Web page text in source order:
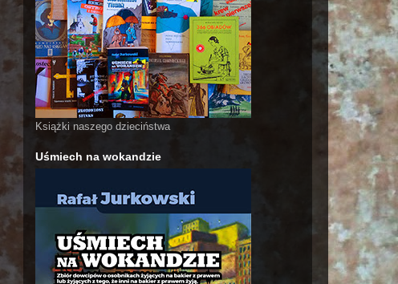
Książki naszego dzieciństwa
Uśmiech na wokandzie